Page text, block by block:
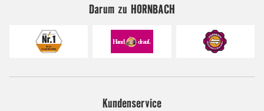
Darum zu HORNBACH
Kundenservice